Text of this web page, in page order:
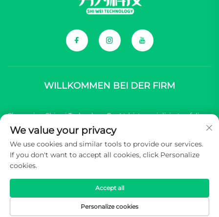
WILLKOMMEN BEI DER FIRM
Chongqing Shiwei Technology Co., Ltd. ist spezialisiert auf die
umfassende Bereitstellung von Komponenten für chinesische
Marken von neuen Energiefahrzeugen (NEV).
We value your privacy
We use cookies and similar tools to provide our services.
If you don't want to accept all cookies, click Personalize
cookies.
Personalize cookies
Accept all